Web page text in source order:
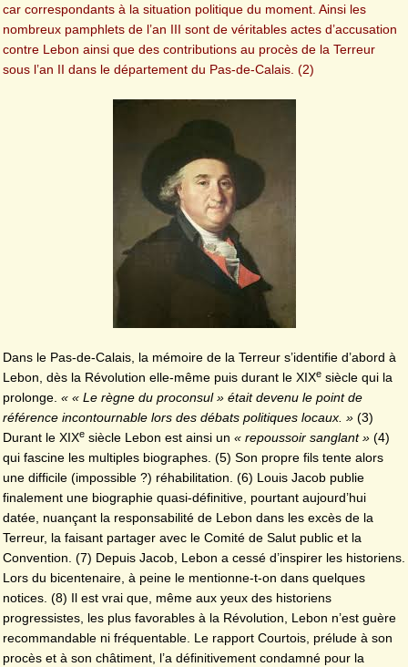
car correspondants à la situation politique du moment. Ainsi les
nombreux pamphlets de l’an III sont de véritables actes d’accusation
contre Lebon ainsi que des contributions au procès de la Terreur
sous l’an II dans le département du Pas-de-Calais. (2)
Dans le Pas-de-Calais, la mémoire de la Terreur s’identifie d’abord à
Lebon, dès la Révolution elle-même puis durant le XIXe siècle qui la
prolonge. « « Le règne du proconsul » était devenu le point de
référence incontournable lors des débats politiques locaux. » (3)
Durant le XIXe siècle Lebon est ainsi un « repoussoir sanglant » (4)
qui fascine les multiples biographes. (5) Son propre fils tente alors
une difficile (impossible ?) réhabilitation. (6) Louis Jacob publie
finalement une biographie quasi-définitive, pourtant aujourd’hui
datée, nuançant la responsabilité de Lebon dans les excès de la
Terreur, la faisant partager avec le Comité de Salut public et la
Convention. (7) Depuis Jacob, Lebon a cessé d’inspirer les historiens.
Lors du bicentenaire, à peine le mentionne-t-on dans quelques
notices. (8) Il est vrai que, même aux yeux des historiens
progressistes, les plus favorables à la Révolution, Lebon n’est guère
recommandable ni fréquentable. Le rapport Courtois, prélude à son
procès et à son châtiment, l’a définitivement condamné pour la